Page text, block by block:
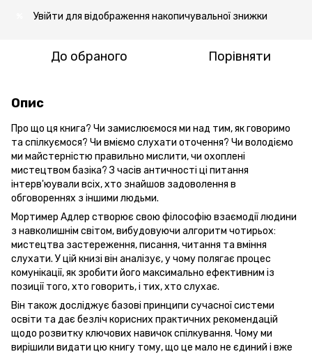
Увійти для відображення накопичувальної знижки
До обраного Порівняти
Опис
Про що ця книга? Чи замислюємося ми над тим, як говоримо
та спілкуємося? Чи вміємо слухати оточення? Чи володіємо
ми майстерністю правильно мислити, чи охоплені
мистецтвом базіка? З часів античності ці питання
інтерв'юували всіх, хто знайшов задоволення в
обговореннях з іншими людьми.
Мортимер Адлер створює свою філософію взаємодії людини
з навколишнім світом, вибудовуючи алгоритм чотирьох:
мистецтва застереження, писання, читання та вміння
слухати. У цій книзі він аналізує, у чому полягає процес
комунікації, як зробити його максимально ефективним із
позиції того, хто говорить, і тих, хто слухає.
Він також досліджує базові принципи сучасної системи
освіти та дає безліч корисних практичних рекомендацій
щодо розвитку ключових навичок спілкування. Чому ми
вирішили видати цю книгу тому, що це мало не єдиний і вже